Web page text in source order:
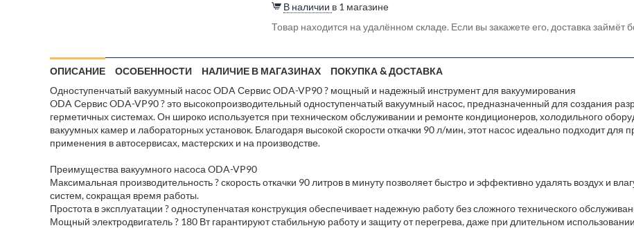
В наличии в 1 магазине
Товар находится на удалённом складе. Если вы закажете его, доставка займёт
ОПИСАНИЕ ОСОБЕННОСТИ НАЛИЧИЕ В МАГАЗИНАХ
ПОКУПКА & ДОСТАВКА
Одноступенчатый вакуумный насос ODA Сервис ODA-VP90 ? мощный и надежный инструмент для вакуумирования
ODA Сервис ODA-VP90 ? это высокопроизводительный одноступенчатый вакуумный насос, предназначенный для создания
герметичных системах. Он широко используется при техническом обслуживании и ремонте кондиционеров, холодильного
вакуумных камер и лабораторных установок. Благодаря высокой скорости откачки 90 л/мин, этот насос идеально подходит для
применения в автосервисах, мастерских и на производстве.
Преимущества вакуумного насоса ODA-VP90
Максимальная производительность ? скорость откачки 90 литров в минуту позволяет быстро и эффективно удалять воздух и
систем, сокращая время работы.
Простота в эксплуатации ? одноступенчатая конструкция обеспечивает надежную работу без сложного технического
Мощный электродвигатель ? 180 Вт гарантируют стабильную работу и защиту от перегрева, даже при длительном